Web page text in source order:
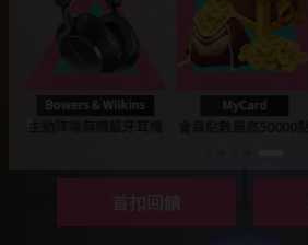
首扣回饋